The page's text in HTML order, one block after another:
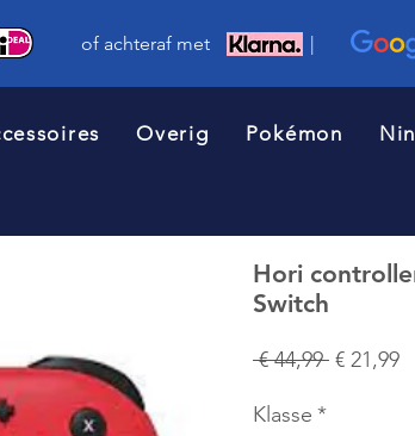
met of achteraf met |
Overig Pokémon
Hori
Switch
€ 44,99 Normale
€ 21,99
Klasse *